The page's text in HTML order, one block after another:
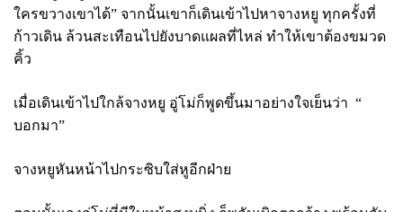
ใครขวางเขาได้” จากนั้นเขาก็เดินเข้าไปหาจางหยู ทุกครั้งที่
ก้าวเดิน ล้วนสะเทือนไปยังบาดแผลที่ไหล่ ทำให้เขาต้องขมวด
คิ้ว
เมื่อเดินเข้าไปใกล้จางหยู อู่โม่ก็พูดขึ้นมาอย่างใจเย็นว่า “
บอกมา”
จางหยูหันหน้าไปกระซิบใส่หูอีกฝ่าย